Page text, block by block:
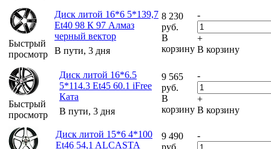
Быстрый
просмотр
Диск литой 16*6 5*139,7
Et40 98 К 97 Алмаз
черный вектор
В пути, 3 дня
8 230
руб.
В
корзину
-
+
В корзину
Быстрый
просмотр
Диск литой 16*6.5
5*114.3 Et45 60.1 iFree
Ката
В пути, 3 дня
9 565
руб.
В
корзину
-
+
В корзину
Диск литой 15*6 4*100
Et46 54,1 ALCASTA
9 490
-